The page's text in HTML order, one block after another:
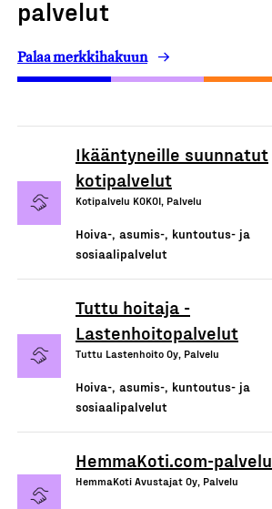
palvelut
Palaa merkkihakuun
Ikääntyneille suunnatut
kotipalvelut
Kotipalvelu KOKOI, Palvelu
Hoiva-, asumis-, kuntoutus- ja
sosiaalipalvelut
Tuttu hoitaja -
Lastenhoitopalvelut
Tuttu Lastenhoito Oy, Palvelu
Hoiva-, asumis-, kuntoutus- ja
sosiaalipalvelut
HemmaKoti.com-palvelu
HemmaKoti Avustajat Oy, Palvelu